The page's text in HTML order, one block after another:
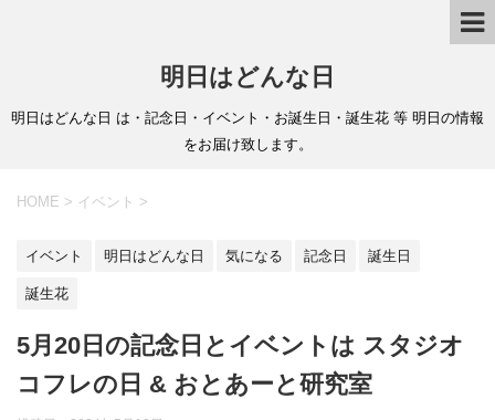
明日はどんな日
明日はどんな日 は・記念日・イベント・お誕生日・誕生花 等 明日の情報
をお届け致します。
HOME > イベント >
イベント 明日はどんな日 気になる 記念日 誕生日
誕生花
5月20日の記念日とイベントは スタジオ
コフレの日 & おとあーと研究室